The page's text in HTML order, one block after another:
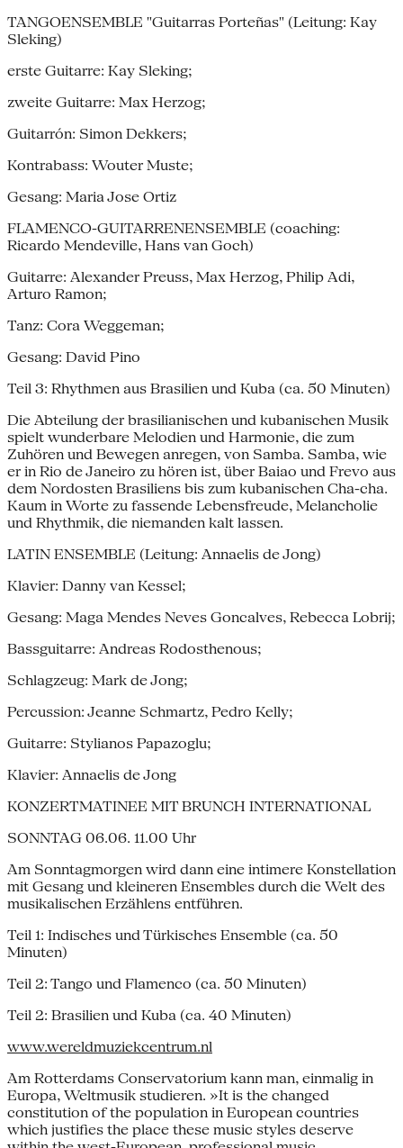
TANGOENSEMBLE "Guitarras Porteñas" (Leitung: Kay
Sleking)
erste Guitarre: Kay Sleking;
zweite Guitarre: Max Herzog;
Guitarrón: Simon Dekkers;
Kontrabass: Wouter Muste;
Gesang: Maria Jose Ortiz
FLAMENCO-GUITARRENENSEMBLE (coaching:
Ricardo Mendeville, Hans van Goch)
Guitarre: Alexander Preuss, Max Herzog, Philip Adi,
Arturo Ramon;
Tanz: Cora Weggeman;
Gesang: David Pino
Teil 3: Rhythmen aus Brasilien und Kuba (ca. 50 Minuten)
Die Abteilung der brasilianischen und kubanischen Musik
spielt wunderbare Melodien und Harmonie, die zum
Zuhören und Bewegen anregen, von Samba. Samba, wie
er in Rio de Janeiro zu hören ist, über Baiao und Frevo aus
dem Nordosten Brasiliens bis zum kubanischen Cha-cha.
Kaum in Worte zu fassende Lebensfreude, Melancholie
und Rhythmik, die niemanden kalt lassen.
LATIN ENSEMBLE (Leitung: Annaelis de Jong)
Klavier: Danny van Kessel;
Gesang: Maga Mendes Neves Goncalves, Rebecca Lobrij;
Bassguitarre: Andreas Rodosthenous;
Schlagzeug: Mark de Jong;
Percussion: Jeanne Schmartz, Pedro Kelly;
Guitarre: Stylianos Papazoglu;
Klavier: Annaelis de Jong
KONZERTMATINEE MIT BRUNCH INTERNATIONAL
SONNTAG 06.06. 11.00 Uhr
Am Sonntagmorgen wird dann eine intimere Konstellation
mit Gesang und kleineren Ensembles durch die Welt des
musikalischen Erzählens entführen.
Teil 1: Indisches und Türkisches Ensemble (ca. 50
Minuten)
Teil 2: Tango und Flamenco (ca. 50 Minuten)
Teil 2: Brasilien und Kuba (ca. 40 Minuten)
www.wereldmuziekcentrum.nl
Am Rotterdams Conservatorium kann man, einmalig in
Europa, Weltmusik studieren. »It is the changed
constitution of the population in European countries
which justifies the place these music styles deserve